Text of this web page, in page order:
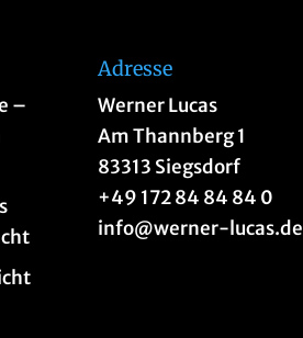
–
Adresse
Werner Lucas
Am Thannberg 1
83313 Siegsdorf
+49 172 84 84 84 0
info@werner-lucas.de